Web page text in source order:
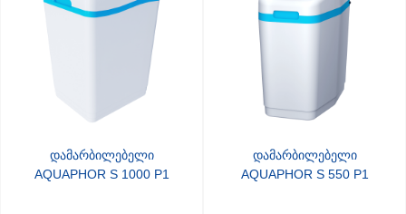
დამარბილებელი
AQUAPHOR S 1000 P1
დამარბილებელი
AQUAPHOR S 550 P1